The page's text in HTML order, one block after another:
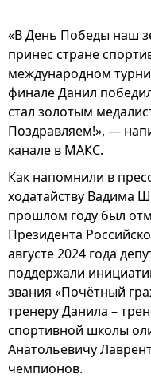
«В День Победы наш
принес стране
международном
финале Данил
стал золотым
Поздравляем!», —
канале в МАКС.
Как напомнили в
ходатайству Вадима
прошлом году был
Президента
августе 2024 года
поддержали
звания «Почётный
тренеру Данила –
спортивной школы
Анатольевичу
чемпионов.